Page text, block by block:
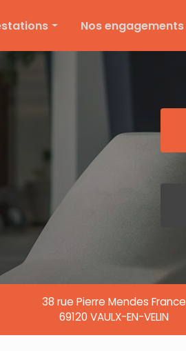
d'entreprise
et vitrification
de textile
de chantier
de vitre
Nos engagements
38 rue Pierre Mendes France
69120 VAULX-EN-VELIN